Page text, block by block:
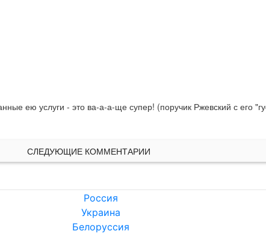
ею услуги - это ва-а-а-ще супер! (поручик Ржевский с его
СЛЕДУЮЩИЕ КОММЕНТАРИИ
Россия
Украина
Белоруссия